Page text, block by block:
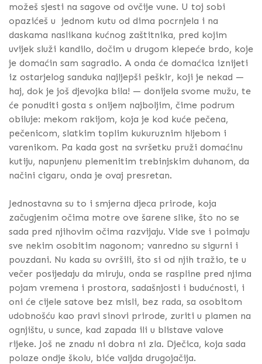
možeš sjesti na sagove od ovčije vune. U toj sobi
opazićeš u jednom kutu od dima pocrnjela i na
daskama naslikana kućnog zaštitnika, pred kojim
uvijek služi kandilo, dočim u drugom klepeće brdo, koje
je domaćin sam sagradio. A onda će domaćica iznijeti
iz ostarjelog sanduka najljepši peškir, koji je nekad —
haj, dok je još djevojka bila! — donijela svome mužu, te
će ponuditi gosta s onijem najboljim, čime podrum
obiluje: mekom rakijom, koja je kod kuće pečena,
pečenicom, slatkim toplim kukuruznim hljebom i
varenikom. Pa kada gost na svršetku pruži domaćinu
kutiju, napunjenu plemenitim trebinjskim duhanom, da
načini cigaru, onda je ovaj presretan.
Jednostavna su to i smjerna djeca prirode, koja
začugjenim očima motre ove šarene slike, što no se
sada pred njihovim očima razvijaju. Vide sve i poimaju
sve nekim osobitim nagonom; vanredno su sigurni i
pouzdani. Nu kada su ovršili, što si od njih tražio, te u
večer posijedaju da miruju, onda se raspline pred njima
pojam vremena i prostora, sadašnjosti i budućnosti, i
oni će cijele satove bez misli, bez rada, sa osobitom
udobnošću kao pravi sinovi prirode, zuriti u plamen na
ognjištu, u sunce, kad zapada ili u blistave valove
rijeke. Još ne znadu ni dobra ni zla. Dječica, koja sada
polaze ondje školu, biće valjda drugojačija.